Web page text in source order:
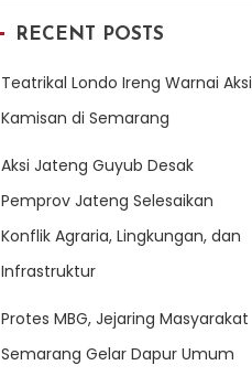
RECENT POSTS
Teatrikal Londo Ireng Warnai Aksi
Kamisan di Semarang
Aksi Jateng Guyub Desak
Pemprov Jateng Selesaikan
Konflik Agraria, Lingkungan, dan
Infrastruktur
Protes MBG, Jejaring Masyarakat
Semarang Gelar Dapur Umum